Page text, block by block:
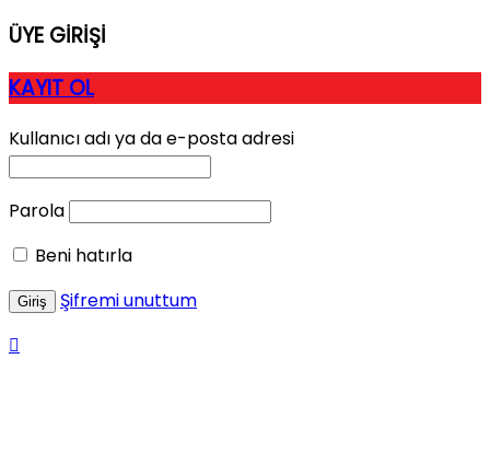
ÜYE GİRİŞİ
KAYIT OL
Kullanıcı adı ya da e-posta adresi
Parola
Beni hatırla
Şifremi unuttum
